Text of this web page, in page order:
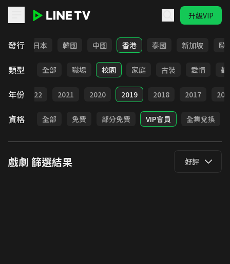
升級VIP
發行
台灣 日本 韓國 中國 香港 泰國 新加坡 歐
類型 全部 職場 校園 家庭 古裝 愛情 都
年份 2022 2021 2020 2019 2018 2017
資格 全部 免費 部分免費 VIP會員 全集兌換
戲劇 篩選結果 好評